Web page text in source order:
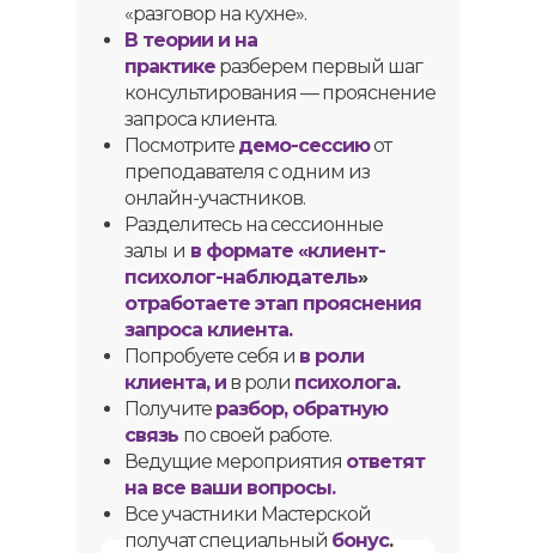
«разговор на кухне».
В теории и на
практике разберем первый шаг
консультирования — прояснение
запроса клиента.
Посмотрите демо-сессиюот
преподавателя с одним из
онлайн-участников.
Разделитесь на сессионные
залы и в формате «клиент-
психолог-наблюдатель»
отработаете этап прояснения
запроса клиента.
Попробуете себя и в роли
клиента, и в роли психолога.
Получите разбор, обратную
связь по своей работе.
Ведущие мероприятия ответят
на все ваши вопросы.
Все участники Мастерской
получат специальный бонус.